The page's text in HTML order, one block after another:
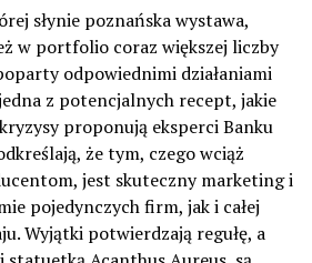
słynie poznańska wystawa,
w portfolio coraz większej liczby
odpowiednimi działaniami
z potencjalnych recept, jakie
proponują eksperci Banku
że tym, czego wciąż
jest skuteczny marketing i
pojedynczych firm, jak i całej
Wyjątki potwierdzają regułę, a